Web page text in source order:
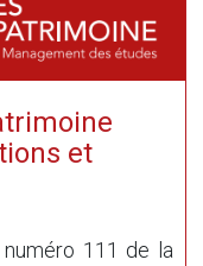
et
111 de la